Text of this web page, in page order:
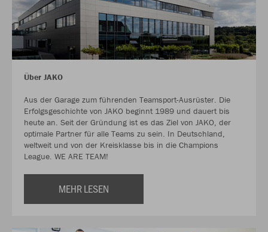
Über JAKO
Aus der Garage zum führenden Teamsport-Ausrüster. Die
Erfolgsgeschichte von JAKO beginnt 1989 und dauert bis
heute an. Seit der Gründung ist es das Ziel von JAKO, der
optimale Partner für alle Teams zu sein. In Deutschland,
weltweit und von der Kreisklasse bis in die Champions
League. WE ARE TEAM!
MEHR LESEN